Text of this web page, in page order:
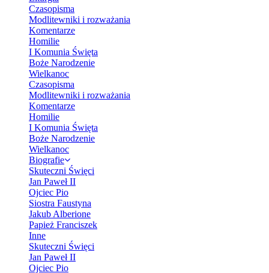
Czasopisma
Modlitewniki i rozważania
Komentarze
Homilie
I Komunia Święta
Boże Narodzenie
Wielkanoc
Czasopisma
Modlitewniki i rozważania
Komentarze
Homilie
I Komunia Święta
Boże Narodzenie
Wielkanoc
Biografie
Skuteczni Święci
Jan Paweł II
Ojciec Pio
Siostra Faustyna
Jakub Alberione
Papież Franciszek
Inne
Skuteczni Święci
Jan Paweł II
Ojciec Pio